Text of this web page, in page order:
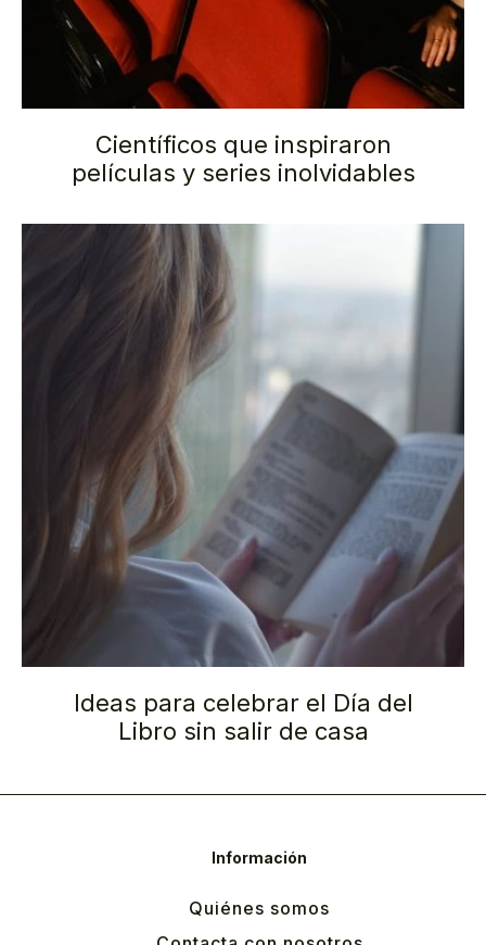
Científicos que inspiraron
películas y series inolvidables
Ideas para celebrar el Día del
Libro sin salir de casa
Información
Quiénes somos